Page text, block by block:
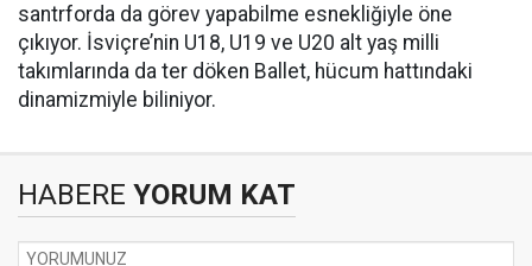
santrforda da görev yapabilme esnekliğiyle öne
çıkıyor. İsviçre’nin U18, U19 ve U20 alt yaş milli
takımlarında da ter döken Ballet, hücum hattındaki
dinamizmiyle biliniyor.
HABERE YORUM KAT